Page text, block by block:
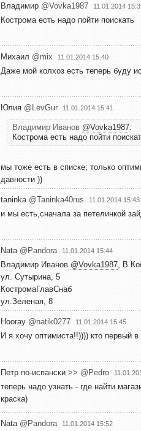
Владимир @Vovka1987 11.01.2014
Кострома есть надо пойти поискать
Михаил @mix 11.01.2014 15:40
Даже мой колхоз есть теперь буду
Юлия @LevGur 11.01.2014 15:41
Владимир Иванов @Vovka1987:
Кострома есть надо пойти
мы тоже есть в списке, только
давности ))
taninka @Taninka40rus 11.01.2014 15:43
и мы есть,сначала за петелинкой
Nata @Pandora 11.01.2014 15:44
Владимир Иванов @Vovka1987 , В
ул. Сутырина, 5
КостромаГлавСнаб
ул.Зеленая, 8
Hooray @natik0277 11.01.2014 15:45
И я хочу оптимиста!!)))) кто первый
Петр по-испански >> @Pedro
теперь надо узнать - где найти
краска)
Nata @Pandora 11.01.2014 15:52